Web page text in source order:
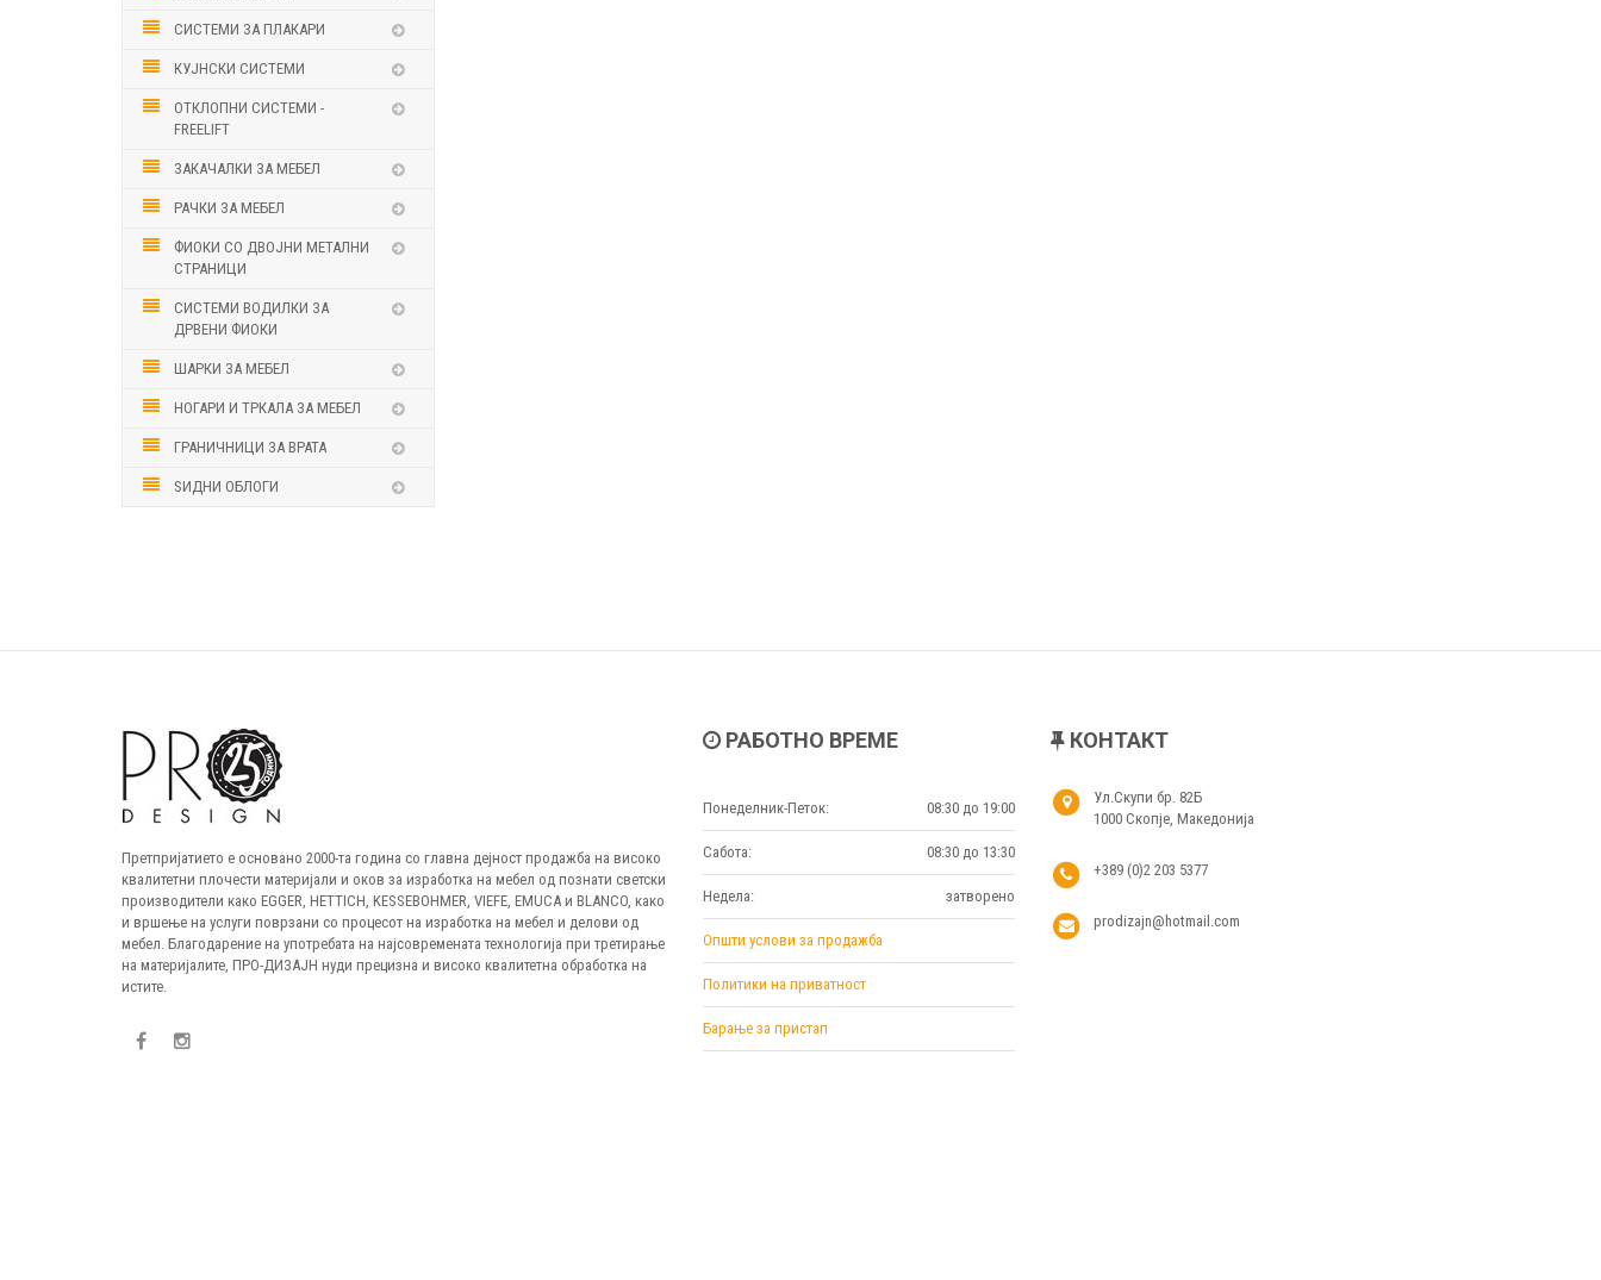
СИСТЕМИ ЗА ПЛАКАРИ
КУЈНСКИ СИСТЕМИ
ОТКЛОПНИ СИСТЕМИ -
FREELIFT
ЗАКАЧАЛКИ ЗА МЕБЕЛ
РАЧКИ ЗА МЕБЕЛ
ФИОКИ СО ДВОЈНИ МЕТАЛНИ
СТРАНИЦИ
СИСТЕМИ ВОДИЛКИ ЗА
ДРВЕНИ ФИОКИ
ШАРКИ ЗА МЕБЕЛ
НОГАРИ И ТРКАЛА ЗА МЕБЕЛ
ГРАНИЧНИЦИ ЗА ВРАТА
ЅИДНИ ОБЛОГИ
Претпријатието е основано 2000-та година со главна дејност продажба на високо
квалитетни плочести материјали и оков за изработка на мебел од познати светски
производители како EGGER, HETTICH, KESSEBOHMER, VIEFE, EMUCA и BLANCO, како
и вршење на услуги поврзани со процесот на изработка на мебел и делови од
мебел. Благодарение на употребата на најсовремената технологија при третирање
на материјалите, ПРО-ДИЗАЈН нуди прецизна и високо квалитетна обработка на
истите.
РАБОТНО ВРЕМЕ
Понеделник-Петок: 08:30 до 19:00
Сабота: 08:30 до 13:30
Недела: затворено
Општи услови за продажба
Политики на приватност
Барање за пристап
КОНТАКТ
Ул.Скупи бр. 82Б
1000 Скопје, Македонија
+389 (0)2 203 5377
prodizajn@hotmail.com